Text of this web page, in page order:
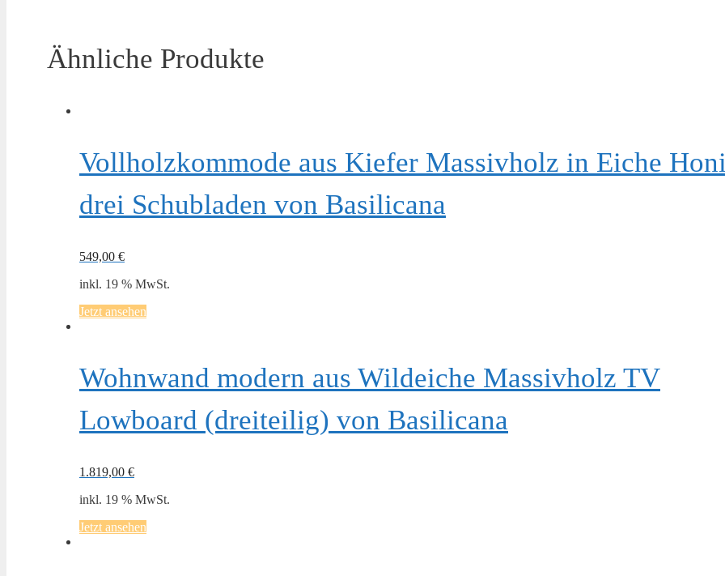
Ähnliche Produkte
Vollholzkommode aus Kiefer Massivholz in Eiche
drei Schubladen von Basilicana
549,00 €
inkl. 19 % MwSt.
Jetzt ansehen
Wohnwand modern aus Wildeiche Massivholz TV
Lowboard (dreiteilig) von Basilicana
1.819,00 €
inkl. 19 % MwSt.
Jetzt ansehen